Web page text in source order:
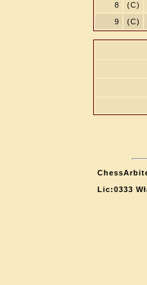
8
(C)
9
(C)
Lic:0333